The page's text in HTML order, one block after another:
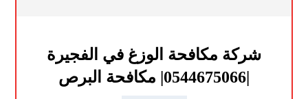
شركة مكافحة الوزغ في الفجيرة
|0544675066| مكافحة البرص